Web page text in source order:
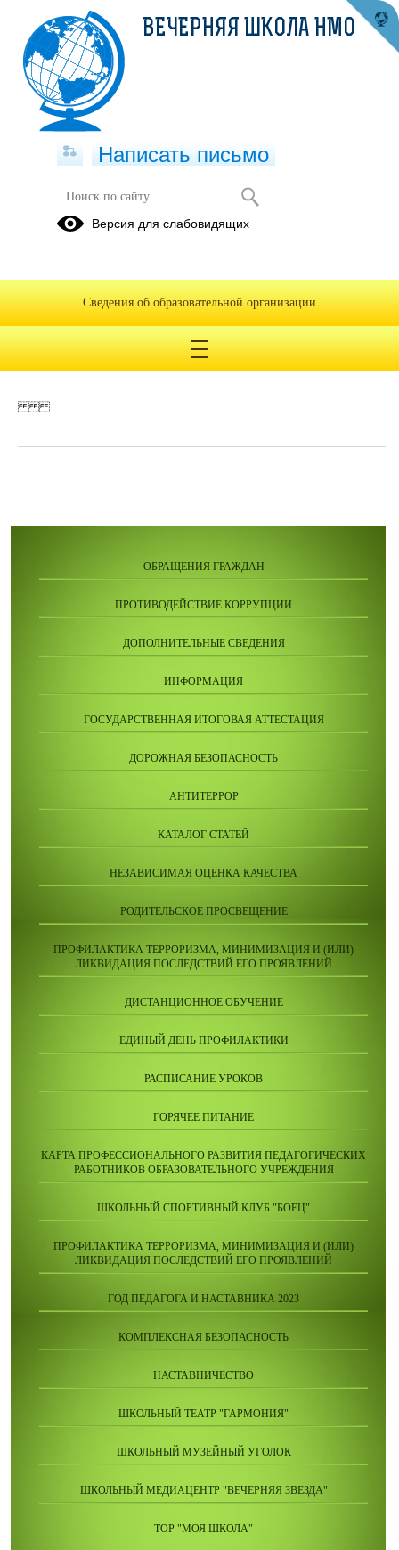
предписание 161 Фин управление
Опубликовано на сайте
ОБРАЩЕНИЯ ГРАЖДАН
ПРОТИВОДЕЙСТВИЕ КОРРУПЦИИ
ДОПОЛНИТЕЛЬНЫЕ СВЕДЕНИЯ
ИНФОРМАЦИЯ
ГОСУДАРСТВЕННАЯ ИТОГОВАЯ АТТЕСТАЦИЯ
ДОРОЖНАЯ БЕЗОПАСНОСТЬ
АНТИТЕРРОР
КАТАЛОГ СТАТЕЙ
НЕЗАВИСИМАЯ ОЦЕНКА КАЧЕСТВА
РОДИТЕЛЬСКОЕ ПРОСВЕЩЕНИЕ
ПРОФИЛАКТИКА ТЕРРОРИЗМА, МИНИМИЗАЦИЯ И (ИЛИ)
ЛИКВИДАЦИЯ ПОСЛЕДСТВИЙ ЕГО ПРОЯВЛЕНИЙ
ДИСТАНЦИОННОЕ ОБУЧЕНИЕ
ЕДИНЫЙ ДЕНЬ ПРОФИЛАКТИКИ
РАСПИСАНИЕ УРОКОВ
ГОРЯЧЕЕ ПИТАНИЕ
КАРТА ПРОФЕССИОНАЛЬНОГО РАЗВИТИЯ ПЕДАГОГИЧЕСКИХ
РАБОТНИКОВ ОБРАЗОВАТЕЛЬНОГО УЧРЕЖДЕНИЯ
ШКОЛЬНЫЙ СПОРТИВНЫЙ КЛУБ "БОЕЦ"
ПРОФИЛАКТИКА ТЕРРОРИЗМА, МИНИМИЗАЦИЯ И (ИЛИ)
ЛИКВИДАЦИЯ ПОСЛЕДСТВИЙ ЕГО ПРОЯВЛЕНИЙ
ГОД ПЕДАГОГА И НАСТАВНИКА 2023
КОМПЛЕКСНАЯ БЕЗОПАСНОСТЬ
НАСТАВНИЧЕСТВО
ШКОЛЬНЫЙ ТЕАТР "ГАРМОНИЯ"
ШКОЛЬНЫЙ МУЗЕЙНЫЙ УГОЛОК
ШКОЛЬНЫЙ МЕДИАЦЕНТР "ВЕЧЕРНЯЯ ЗВЕЗДА"
ТОР "МОЯ ШКОЛА"
ВЕЧЕРНЯЯ ШКОЛА НМО
Написать письмо
Версия для слабовидящих
Сведения об образовательной организации